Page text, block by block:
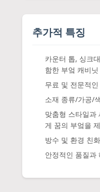
추가적 특징
카운터 톱, 싱크
함한 부엌 캐비
무료 및 전문적
소재 종류/가공/
맞춤형 스타일과
게 꿈의 부엌을
방수 및 환경 친
안정적인 품질과